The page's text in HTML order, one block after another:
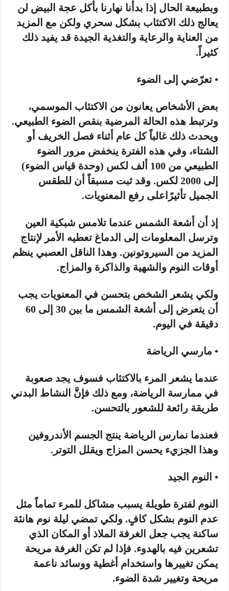
وبطبيعة الحال إذا بدأنا نهارنا بأكل عجة البيض لن
يعالج ذلك الاكتئاب بشكل سحري ولكن مع المزيد
من العناية والرعاية والتغذية الجيدة قد يفيد ذلك
كثيراً.
• تعرّضي إلى الضوء
بعض الأشخاص يعانون من الاكتئاب الموسمي،
وترتبط هذه الحالة المرضية بنقص الضوء الطبيعي.
ويحدث ذلك غالباً كل عام أثناء فصل الخريف أو
الشتاء، وفي هذه الفترة ينخفض مرور الضوء
الطبيعي من 100 ألف لكس (وحدة قياس الضوء)
إلى 2000 لكس. وقد ثبت مسبقاً أن للطقس
الجميل تأثيرًاعلى رفع المعنويات.
إذ أن أشعة الشمس عندما تلامس شبكية العين
وترسل المعلومات إلى الدماغ تعطيه الأمر لإنتاج
المزيد من السيروتونين. وهذا الناقل العصبي ينظم
أوقات النوم والشهية والذاكرة والمزاج.
ولكي يشعر الشخص بتحسن في المعنويات يجب
أن يتعرض إلى أشعة الشمس ما بين 30 إلى 60
دقيقة في اليوم.
• مارسي الرياضة
عندما يشعر المرء بالاكتئاب فسوف يجد صعوبة
في ممارسة الرياضة، ومع ذلك فإنَّ النشاط البدني
طريقة رائعة للشعور بالتحسن.
فعندما نمارس الرياضة ينتج الجسم الأندروفين
وهذا الجزيء يحسن المزاج ويقلل التوتر.
• النوم الجيد
النوم لفترة طويلة يسبب مشاكل للمرء تماماً مثل
عدم النوم بشكل كافٍ. ولكي تمضي ليلة نوم هانئة
ساكنة يجب جعل الغرفة الملاذ أو المكان الذي
تشعرين فيه بالهدوء. فإذا لم تكن الغرفة مريحة
يمكن تغييرها واستخدام أغطية ووسائد ناعمة
مريحة وتغيير شدة الضوء.